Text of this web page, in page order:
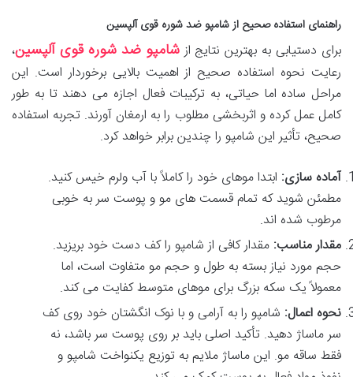
راهنمای استفاده صحیح از شامپو ضد شوره قوی آلپسین
برای دستیابی به بهترین نتایج ازشامپو ضد شوره قوی آلپسین،
رعایت نحوه استفاده صحیح از اهمیت بالایی برخوردار است. این
مراحل ساده اما حیاتی، به ترکیبات فعال اجازه می دهند تا به طور
کامل عمل کرده و اثربخشی مطلوب را به ارمغان آورند. تجربه استفاده
صحیح، تأثیر این شامپو را چندین برابر خواهد کرد.
آماده سازی: ابتدا موهای خود را کاملاً با آب ولرم خیس کنید.
مطمئن شوید که تمام قسمت های مو و پوست سر به خوبی
مرطوب شده اند.
مقدار مناسب: مقدار کافی از شامپو را کف دست خود بریزید.
حجم مورد نیاز بسته به طول و حجم مو متفاوت است، اما
معمولاً یک سکه بزرگ برای موهای متوسط کفایت می کند.
نحوه اعمال: شامپو را به آرامی و با نوک انگشتان خود روی کف
سر ماساژ دهید. تأکید اصلی باید بر روی پوست سر باشد، نه
فقط ساقه مو. این ماساژ ملایم به توزیع یکنواخت شامپو و